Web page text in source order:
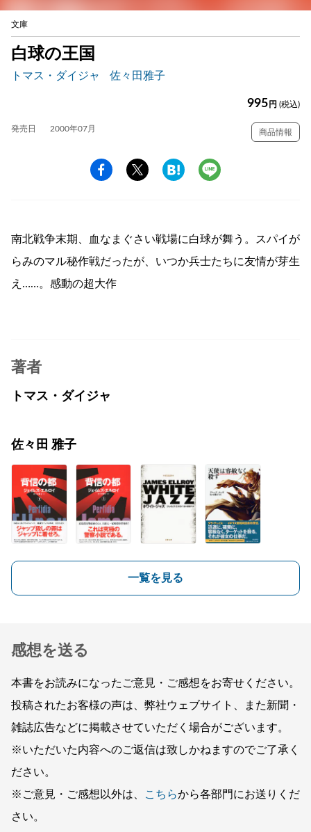
文庫
白球の王国
トマス・ダイジャ 佐々田雅子
995 円 (税込)
発売日 2000年07月 商品情報
南北戦争末期、血なまぐさい戦場に白球が舞う。スパイが
らみのマル秘作戦だったが、いつか兵士たちに友情が芽生
え……。感動の超大作
著者
トマス・ダイジャ
佐々田 雅子
一覧を見る
感想を送る
本書をお読みになったご意見・ご感想をお寄せください。
投稿されたお客様の声は、弊社ウェブサイト、また新聞・
雑誌広告などに掲載させていただく場合がございます。
※いただいた内容へのご返信は致しかねますのでご了承く
ださい。
※ご意見・ご感想以外は、
こちらから各部門にお送りくだ
さい。